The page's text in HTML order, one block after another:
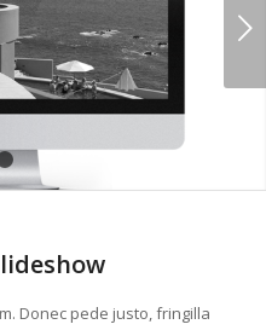
Next
Donec pede justo, fringilla